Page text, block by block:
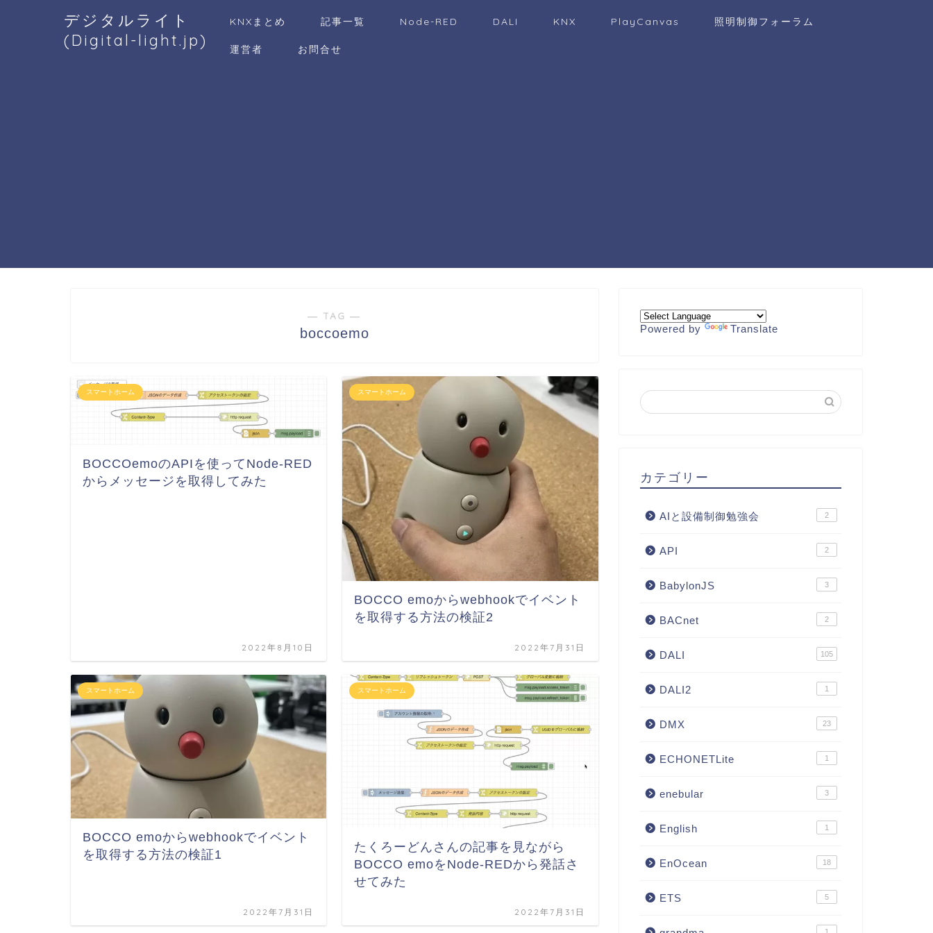
デジタルライト
(Digital-light.jp)
KNXまとめ 記事一覧 Node-RED DALI KNX PlayCanvas 照明制御フォーラム
運営者 お問合せ
― TAG ―
boccoemo
スマートホーム
BOCCOemoのAPIを使ってNode-RED
からメッセージを取得してみた
2022年8月10日
スマートホーム
BOCCO emoからwebhookでイベント
を取得する方法の検証2
2022年7月31日
スマートホーム
BOCCO emoからwebhookでイベント
を取得する方法の検証1
2022年7月31日
スマートホーム
たくろーどんさんの記事を見ながら
BOCCO emoをNode-REDから発話さ
せてみた
2022年7月31日
Powered by Translate
カテゴリー
AIと設備制御勉強会 2
API 2
BabylonJS 3
BACnet 2
DALI 105
DALI2 1
DMX 23
ECHONETLite 1
enebular 3
English 1
EnOcean 18
ETS 5